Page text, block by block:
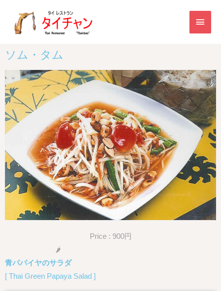
ソム・タム
Price : 900円
🌶
青パパイヤのサラダ
[ Thai Green Papaya Salad ]